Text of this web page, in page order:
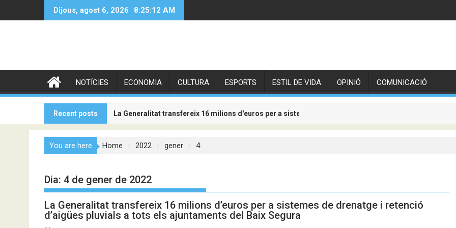
Dijous, agost 6, 2026 8:25:13 AM
NOTÍCIES ECONOMIA CULTURA ESPORTS ESTIL DE VIDA OPINIÓ COMUNICACIÓ
Recent posts La Generalitat transfereix 16 milions d'euros per a sistemes de drenatge i retenció d'aigües pluvials a
El Gobierno aprueba la reforma del mercado laboral para acabar con la precariedad y la temporalidad
You are here Home 2022 gener 4
Dia: 4 de gener de 2022
La Generalitat transfereix 16 milions d’euros per a sistemes de drenatge i retenció
d’aigües pluvials a tots els ajuntaments del Baix Segura